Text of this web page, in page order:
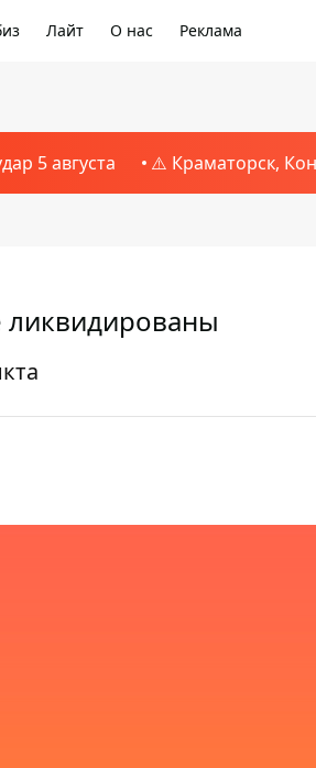
Лайт О нас Реклама
5 августа ⚠️ Краматорск,